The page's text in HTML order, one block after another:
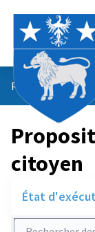
Propositions du
citoyen
État
Rechercher des